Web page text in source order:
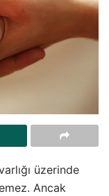
üzerinde
Ancak